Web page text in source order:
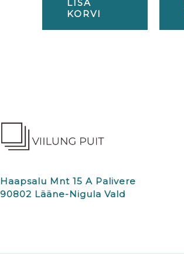
LISA
KORVI
Haapsalu Mnt 15 A Palivere
90802 Lääne-Nigula Vald